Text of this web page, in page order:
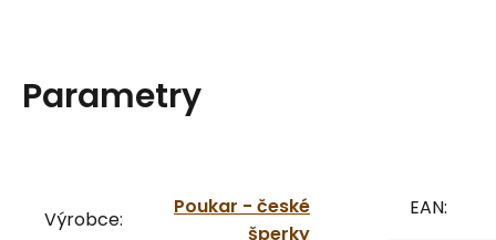
Parametry
Výrobce:
Poukar - české
šperky
EAN: